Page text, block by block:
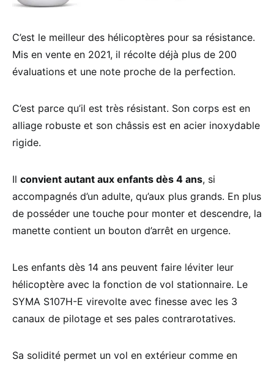
C’est le meilleur des hélicoptères pour sa résistance.
Mis en vente en 2021, il récolte déjà plus de 200
évaluations et une note proche de la perfection.
C’est parce qu’il est très résistant. Son corps est en
alliage robuste et son châssis est en acier inoxydable
rigide.
Il convient autant aux enfants dès 4 ans, si
accompagnés d’un adulte, qu’aux plus grands. En plus
de posséder une touche pour monter et descendre, la
manette contient un bouton d’arrêt en urgence.
Les enfants dès 14 ans peuvent faire léviter leur
hélicoptère avec la fonction de vol stationnaire. Le
SYMA S107H-E virevolte avec finesse avec les 3
canaux de pilotage et ses pales contrarotatives.
Sa solidité permet un vol en extérieur comme en